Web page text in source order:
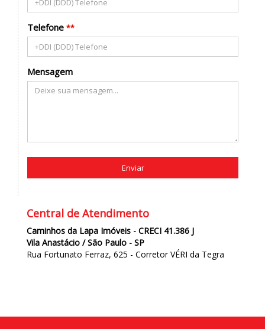
Telefone **
Mensagem
Enviar
Central de Atendimento
Caminhos da Lapa Imóveis - CRECI 41.386 J
Vila Anastácio / São Paulo - SP
Rua Fortunato Ferraz, 625 - Corretor VÉRI da Tegra